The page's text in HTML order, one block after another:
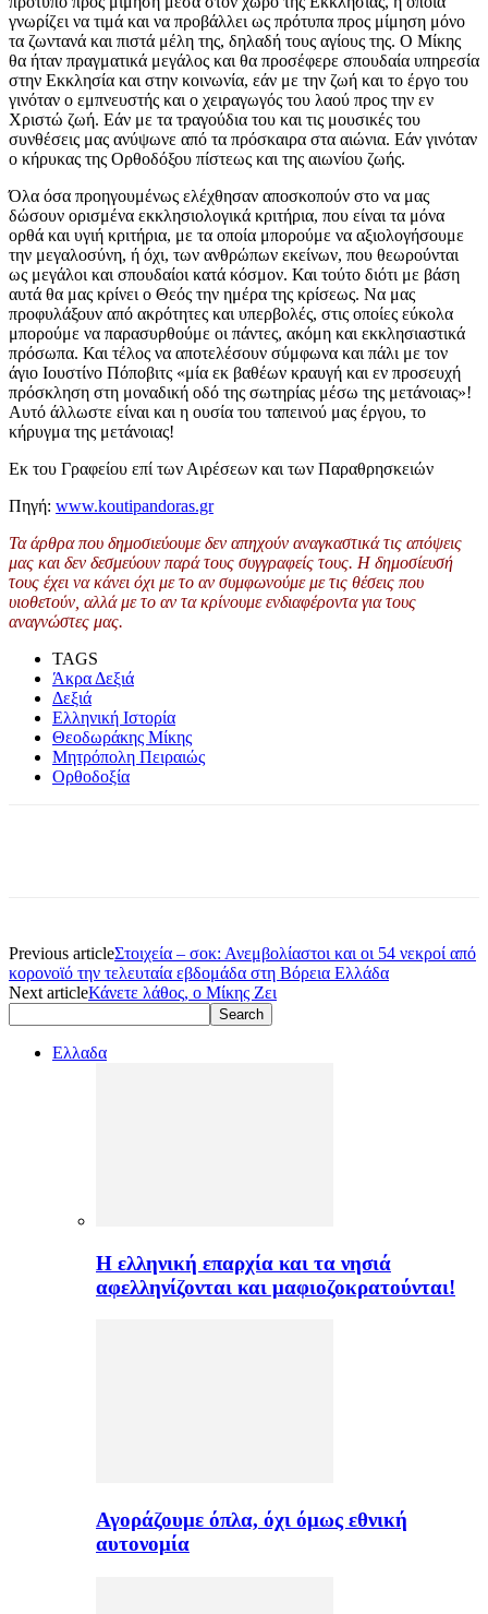
γνωρίζει να τιμά και να προβάλλει ως πρότυπα προς μίμηση μόνο
τα ζωντανά και πιστά μέλη της, δηλαδή τους αγίους της. Ο Μίκης
θα ήταν πραγματικά μεγάλος και θα προσέφερε σπουδαία υπηρεσία
στην Εκκλησία και στην κοινωνία, εάν με την ζωή και το έργο του
γινόταν ο εμπνευστής και ο χειραγωγός του λαού προς την εν
Χριστώ ζωή. Εάν με τα τραγούδια του και τις μουσικές του
συνθέσεις μας ανύψωνε από τα πρόσκαιρα στα αιώνια. Εάν γινόταν
ο κήρυκας της Ορθοδόξου πίστεως και της αιωνίου ζωής.
Όλα όσα προηγουμένως ελέχθησαν αποσκοπούν στο να μας
δώσουν ορισμένα εκκλησιολογικά κριτήρια, που είναι τα μόνα
ορθά και υγιή κριτήρια, με τα οποία μπορούμε να αξιολογήσουμε
την μεγαλοσύνη, ή όχι, των ανθρώπων εκείνων, που θεωρούνται
ως μεγάλοι και σπουδαίοι κατά κόσμον. Και τούτο διότι με βάση
αυτά θα μας κρίνει ο Θεός την ημέρα της κρίσεως. Να μας
προφυλάξουν από ακρότητες και υπερβολές, στις οποίες εύκολα
μπορούμε να παρασυρθούμε οι πάντες, ακόμη και εκκλησιαστικά
πρόσωπα. Και τέλος να αποτελέσουν σύμφωνα και πάλι με τον
άγιο Ιουστίνο Πόποβιτς «μία εκ βαθέων κραυγή και εν προσευχή
πρόσκληση στη μοναδική οδό της σωτηρίας μέσω της μετάνοιας»!
Αυτό άλλωστε είναι και η ουσία του ταπεινού μας έργου, το
κήρυγμα της μετάνοιας!
Εκ του Γραφείου επί των Αιρέσεων και των Παραθρησκειών
Πηγή: www.koutipandoras.gr
Τα άρθρα που δημοσιεύουμε δεν απηχούν αναγκαστικά τις απόψεις
μας και δεν δεσμεύουν παρά τους συγγραφείς τους. Η δημοσίευσή
τους έχει να κάνει όχι με το αν συμφωνούμε με τις θέσεις που
υιοθετούν, αλλά με το αν τα κρίνουμε ενδιαφέροντα για τους
αναγνώστες μας.
TAGS
Άκρα Δεξιά
Δεξιά
Ελληνική Ιστορία
Θεοδωράκης Μίκης
Μητρόπολη Πειραιώς
Ορθοδοξία
Previous articleΣτοιχεία – σοκ: Ανεμβολίαστοι και οι 54 νεκροί από
κορονοϊό την τελευταία εβδομάδα στη Βόρεια Ελλάδα
Next articleΚάνετε λάθος, ο Μίκης Ζει
Ελλαδα
H ελληνική επαρχία και τα νησιά
αφελληνίζονται και μαφιοζοκρατούνται!
Αγοράζουμε όπλα, όχι όμως εθνική
αυτονομία